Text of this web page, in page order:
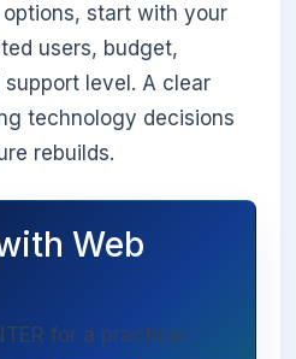
start with your
users, budget,
level. A clear
technology decisions
rebuilds.
Web
for a practical